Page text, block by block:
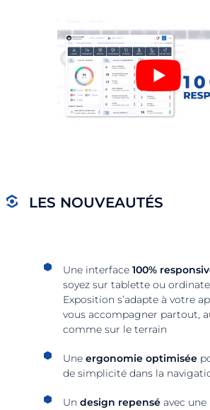
LES NOUVEAUTÉS
Une interface 100%
soyez sur tablette ou
Exposition s’adapte à votre
vous accompagner partout,
comme sur le terrain
Une ergonomie optimisée
de simplicité dans la
Un design repensé avec